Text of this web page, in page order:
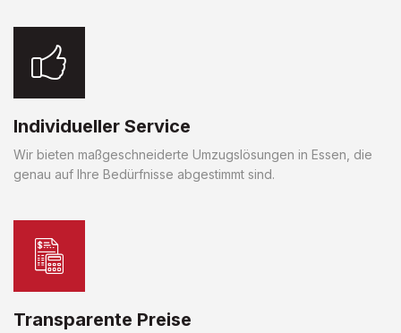
Individueller Service
Wir bieten maßgeschneiderte Umzugslösungen in Essen, die
genau auf Ihre Bedürfnisse abgestimmt sind.
Transparente Preise